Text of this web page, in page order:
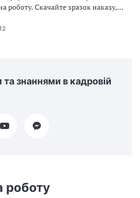
роботу. Скачайте зразок наказу,
знаннями в кадровій
роботу